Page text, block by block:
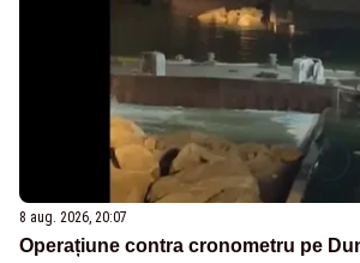
8 aug. 2026, 20:07
Operațiune contra cronometru pe